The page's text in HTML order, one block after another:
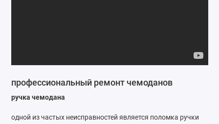
профессиональный ремонт чемоданов
ручка чемодана
одной из частых неисправностей является поломка ручки